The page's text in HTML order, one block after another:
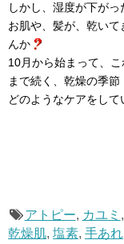
しかし、湿度が下がっ
お肌や、髪が、乾いて
んか
10月から始まって、
まで続く、乾燥の季節
どのようなケアをして
アトピー, カユミ ,
乾燥肌, 塩素, 手あれ